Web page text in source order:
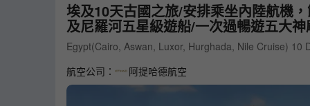
埃及10天古國之旅/安排乘坐內陸航機
及尼羅河五星級遊船/一次過暢遊五大
Egypt(Cairo, Aswan, Luxor, Hurghada, Nile Cruise) 10
航空公司：
阿提哈德航空